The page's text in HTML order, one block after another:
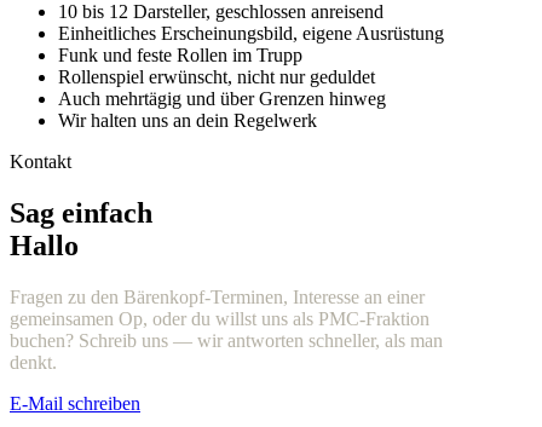
10 bis 12 Darsteller, geschlossen anreisend
Einheitliches Erscheinungsbild, eigene Ausrüstung
Funk und feste Rollen im Trupp
Rollenspiel erwünscht, nicht nur geduldet
Auch mehrtägig und über Grenzen hinweg
Wir halten uns an dein Regelwerk
Kontakt
Sag einfach
Hallo
Fragen zu den Bärenkopf-Terminen, Interesse an einer
gemeinsamen Op, oder du willst uns als PMC-Fraktion
buchen? Schreib uns — wir antworten schneller, als man
denkt.
E-Mail schreiben